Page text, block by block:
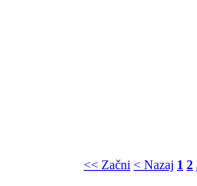
<< Začni < Nazaj 1 2